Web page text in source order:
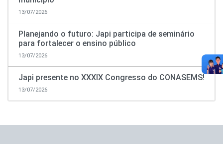
13/07/2026
Planejando o futuro: Japi participa de seminário
para fortalecer o ensino público
13/07/2026
Japi presente no XXXIX Congresso do CONASEMS!
13/07/2026